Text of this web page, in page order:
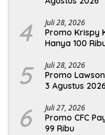
4 Juli 28, 2026
Promo Krispy
Hanya 100
5 Juli 28, 2026
Promo
3 Agustus 2026
6 Juli 27, 2026
Promo CFC
99 Ribu